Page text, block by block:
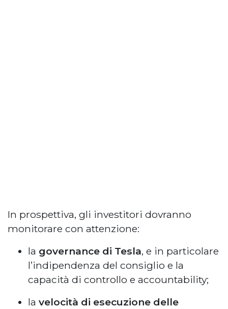
In prospettiva, gli investitori dovranno
monitorare con attenzione:
la governance di Tesla, e in particolare
l’indipendenza del consiglio e la
capacità di controllo e accountability;
la velocità di esecuzione delle